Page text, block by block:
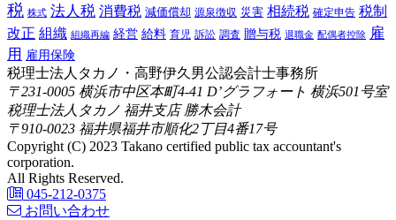
税 株式 法人税 消費税 減価償却 源泉徴収 災害 相続税 確定申告 税制
改正 組織 組織再編 経営 給料 育児 訴訟 調査 贈与税 退職金 配偶者控除 雇
用 雇用保険
税理士法人タカノ・高野伊久男公認会計士事務所
〒231-0005 横浜市中区本町4-41 D’グラフォート 横浜501号室
税理士法人タカノ 福井支店 勝木会計
〒910-0023 福井県福井市順化2丁目4番17号
Copyright (C) 2023 Takano certified public tax accountant's
corporation.
All Rights Reserved.
045-212-0375
お問い合わせ